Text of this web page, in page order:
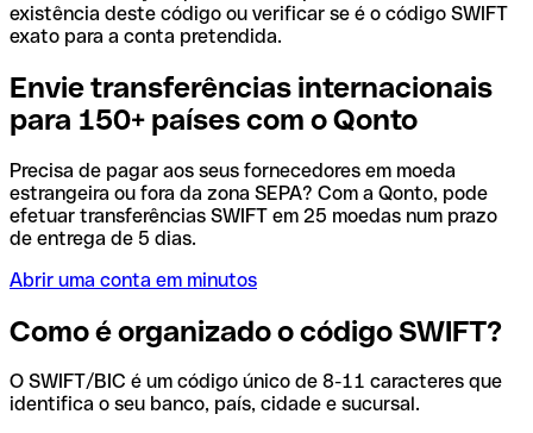
existência deste código ou verificar se é o código SWIFT
exato para a conta pretendida.
Envie transferências internacionais
para 150+ países com o Qonto
Precisa de pagar aos seus fornecedores em moeda
estrangeira ou fora da zona SEPA? Com a Qonto, pode
efetuar transferências SWIFT em 25 moedas num prazo
de entrega de 5 dias.
Abrir uma conta em minutos
Como é organizado o código SWIFT?
O SWIFT/BIC é um código único de 8-11 caracteres que
identifica o seu banco, país, cidade e sucursal.